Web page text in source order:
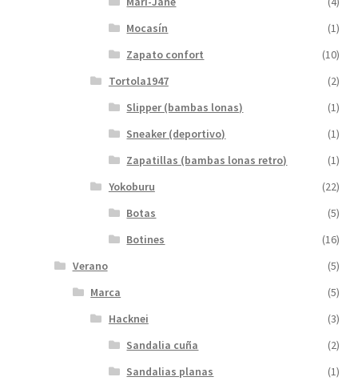
Mocasín
(1)
Zapato confort
(10)
Tortola1947
(2)
Slipper (bambas lonas)
(1)
Sneaker (deportivo)
(1)
Zapatillas (bambas lonas retro)
(1)
Yokoburu
(22)
Botas
(5)
Botines
(16)
Verano
(5)
Marca
(5)
Hacknei
(3)
Sandalia cuña
(2)
Sandalias planas
(1)